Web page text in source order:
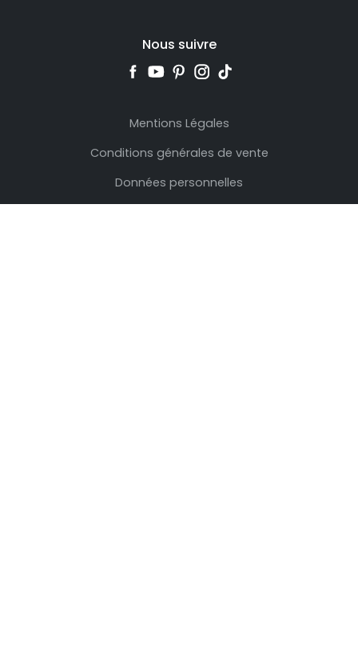
Nous suivre
Mentions Légales
Conditions générales de vente
Données personnelles